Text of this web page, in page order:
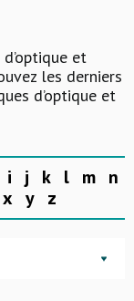
et
les derniers
d’optique et
i j k l m n
x y z